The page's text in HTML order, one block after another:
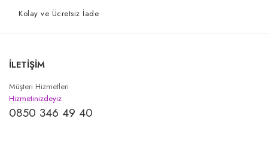
Kolay ve Ücretsiz İade
İLETİŞİM
Müşteri Hizmetleri
Hizmetinizdeyiz
0850 346 49 40